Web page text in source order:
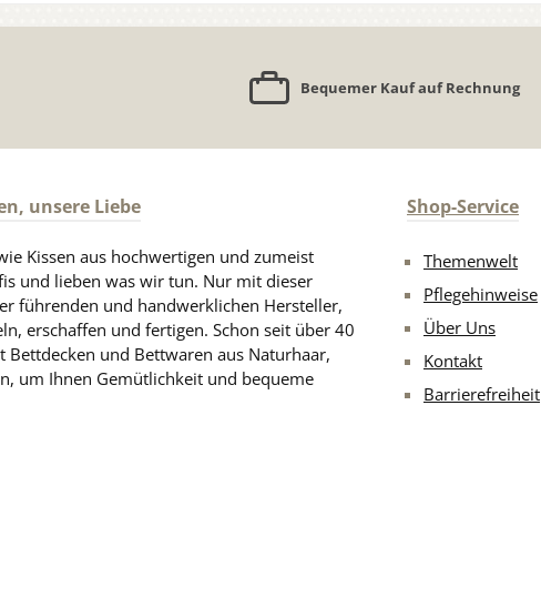
Bequemer Kauf auf Rechnung
unsere Liebe
Kissen aus hochwertigen und zumeist
und lieben was wir tun. Nur mit dieser
führenden und handwerklichen Hersteller,
erschaffen und fertigen. Schon seit über 40
und Bettwaren aus Naturhaar,
um Ihnen Gemütlichkeit und bequeme
Shop-Service
Themenwelt
Pflegehinweise
Über Uns
Kontakt
Barrierefreiheit